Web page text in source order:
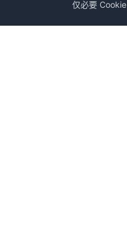
仅必要 Cookie